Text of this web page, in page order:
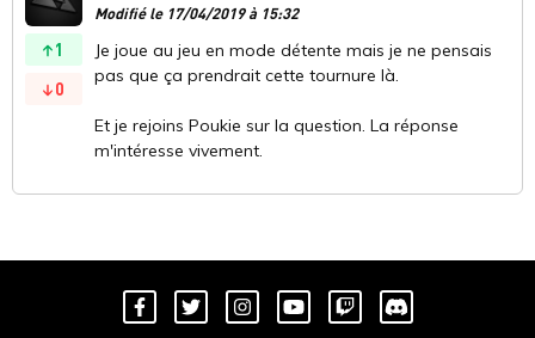
1
0
Modifié le 17/04/2019 à 15:32
Je joue au jeu en mode détente mais je ne pensais
pas que ça prendrait cette tournure là.
Et je rejoins Poukie sur la question. La réponse
m'intéresse vivement.